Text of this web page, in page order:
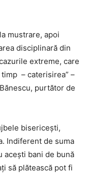
mustrare, apoi
disciplinară din
extreme, care
– caterisirea” –
purtător de
bisericeşti,
Indiferent de suma
aceşti bani de bună
să plătească pot fi